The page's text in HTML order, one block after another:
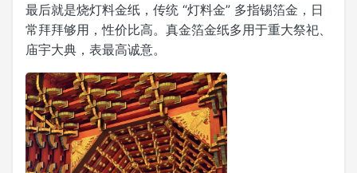
最后就是烧灯料金纸，传统 “灯料金” 多指锡箔金，日
常拜拜够用，性价比高。真金箔金纸多用于重大祭祀、
庙宇大典，表最高诚意。